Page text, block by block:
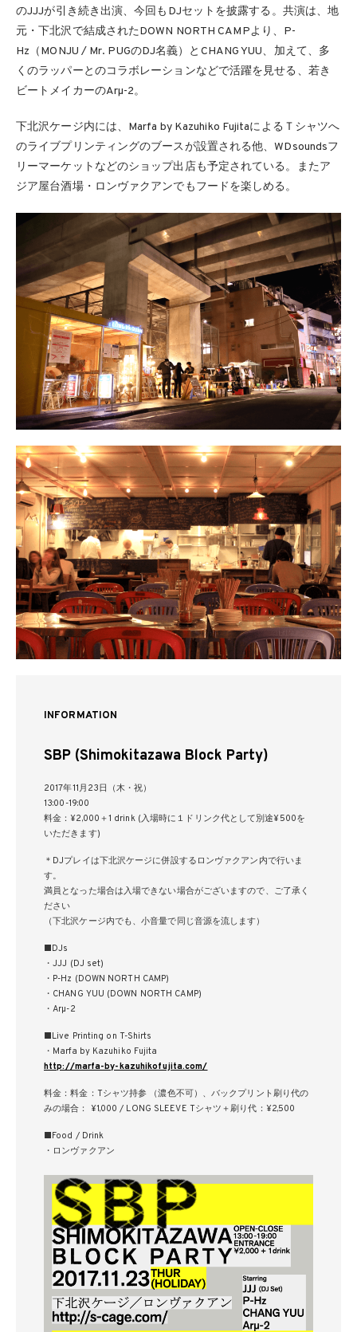
のJJJが引き続き出演、今回もDJセットを披露する。共演は、地
元・下北沢で結成されたDOWN NORTH CAMPより、P-
Hz（MONJU / Mr. PUGのDJ名義）とCHANG YUU、加えて、多
くのラッパーとのコラボレーションなどで活躍を見せる、若き
ビートメイカーのArµ-2。
下北沢ケージ内には、Marfa by Kazuhiko FujitaによるＴシャツへ
のライブプリンティングのブースが設置される他、WDsoundsフ
リーマーケットなどのショップ出店も予定されている。またア
ジア屋台酒場・ロンヴァクアンでもフードを楽しめる。
INFORMATION
SBP (Shimokitazawa Block Party)
2017年11月23日（木・祝）
13:00-19:00
料金：¥2,000＋1 drink (入場時に１ドリンク代として別途¥500を
いただきます)
＊DJプレイは下北沢ケージに併設するロンヴァクアン内で行いま
す。
満員となった場合は入場できない場合がございますので、ご了承く
ださい
（下北沢ケージ内でも、小音量で同じ音源を流します）
■DJs
・JJJ (DJ set)
・P-Hz (DOWN NORTH CAMP)
・CHANG YUU (DOWN NORTH CAMP)
・Arµ-2
■Live Printing on T-Shirts
・Marfa by Kazuhiko Fujita
http://marfa-by-kazuhikofujita.com/
料金：料金：Tシャツ持参 （濃色不可）、バックプリント刷り代の
みの場合： ¥1,000 / LONG SLEEVE Tシャツ＋刷り代：¥2,500
■Food / Drink
・ロンヴァクアン